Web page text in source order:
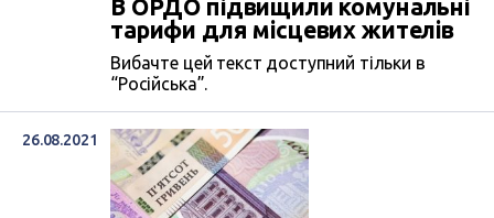
В ОРДО підвищили комунальні
тарифи для місцевих жителів
Вибачте цей текст доступний тільки в
“Російська”.
26.08.2021